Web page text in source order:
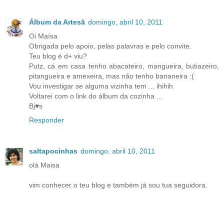
Álbum da Artesã domingo, abril 10, 2011
Oi Maísa
Obrigada pelo apoio, pelas palavras e pelo convite.
Teu blog é d+ viu?
Putz, cá em casa tenho abacateiro, mangueira, butiazeiro,
pitangueira e amexeira, mas não tenho bananeira :(
Vou investigar se alguma vizinha tem ... ihihih
Voltarei com o link do álbum da cozinha ...
Bj♥s
Responder
saltapocinhas domingo, abril 10, 2011
olá Maisa
vim conhecer o teu blog e também já sou tua seguidora.